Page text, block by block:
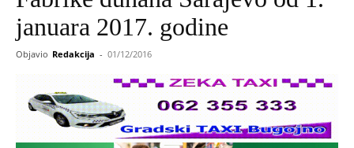
januara 2017. godine
Objavio Redakcija - 01/12/2016